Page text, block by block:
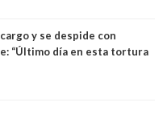
y se despide con
“Último día en esta tortura